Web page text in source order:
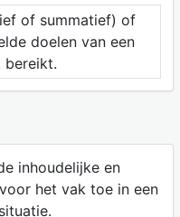
of summatief) of
doelen van een
bereikt.
inhoudelijke en
het vak toe in een